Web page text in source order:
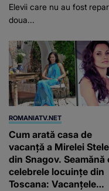
Elevii care nu au fost
doua...
ROMANIATV.NET
Cum arată casa de
vacanță a Mirelei
din Snagov. Seamănă
celebrele locuințe din
Toscana: Vacanţele